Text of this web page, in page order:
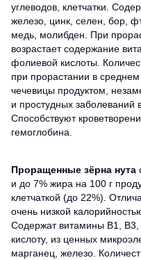
углеводов, клетчатки.
железо, цинк, селен, бор,
медь, молибден. При
возрастает содержание
фолиевой кислоты.
при прорастании в
чечевицы продуктом,
и простудных заболеваний
Способствуют
гемоглобина.
Проращенные зёрна нута
и до 7% жира на 100 г
клетчаткой (до 22%).
очень низкой
Содержат витамины В1,
кислоту, из ценных
марганец, железо.